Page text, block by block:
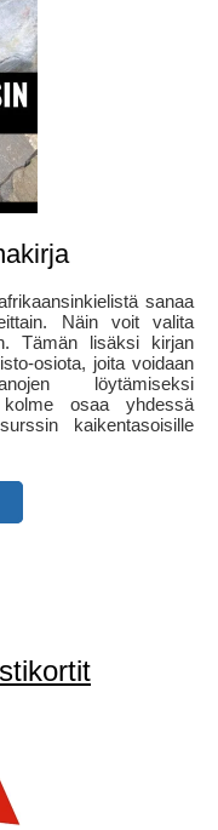
sanaa
Näin voit valita
Tämän lisäksi kirjan
osiota, joita voidaan
löytämiseksi
kolme osaa yhdessä
kaikentasoisille